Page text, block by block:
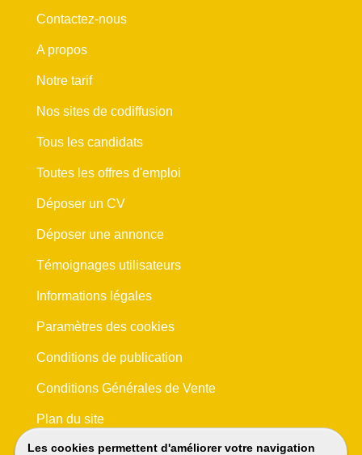
Les cookies permettent d'améliorer votre navigation
Contactez-nous
A propos
Notre tarif
Nos sites de codiffusion
Tous les candidats
Toutes les offres d'emploi
Déposer un CV
Déposer une annonce
Témoignages utilisateurs
Informations légales
Paramètres des cookies
Conditions de publication
Conditions Générales de Vente
Plan du site